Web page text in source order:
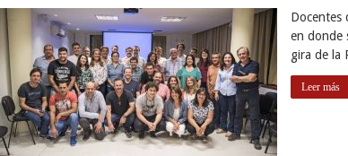
Docentes
en donde
gira de la
Leer más